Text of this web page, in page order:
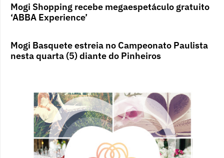
Mogi Shopping recebe megaespetáculo gratuito
‘ABBA Experience’
Mogi Basquete estreia no Campeonato Paulista
nesta quarta (5) diante do Pinheiros